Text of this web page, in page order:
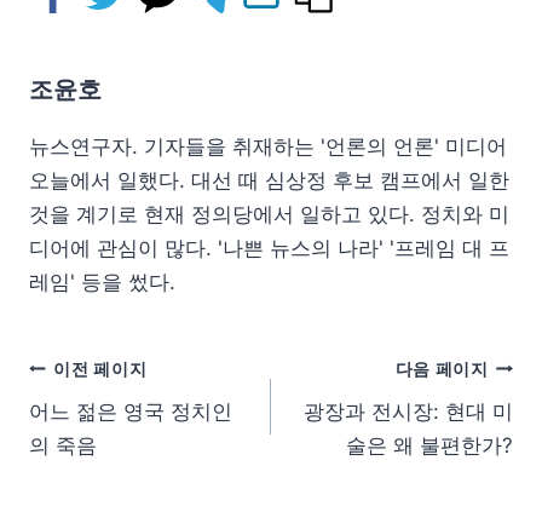
조윤호
뉴스연구자. 기자들을 취재하는 '언론의 언론' 미디어
오늘에서 일했다. 대선 때 심상정 후보 캠프에서 일한
것을 계기로 현재 정의당에서 일하고 있다. 정치와 미
디어에 관심이 많다. '나쁜 뉴스의 나라' '프레임 대 프
레임' 등을 썼다.
이전 페이지
어느 젊은 영국 정치인
의 죽음
다음 페이지
광장과 전시장: 현대 미
술은 왜 불편한가?